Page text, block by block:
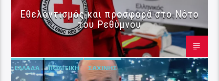
Εθελοντισμός και προσφορά στο Νότο
του Ρεθύμνου
ΕΛΛΆΔΑ ΠΟΛΙΤΙΚΉ ΣΑΧΊΝΗΣ